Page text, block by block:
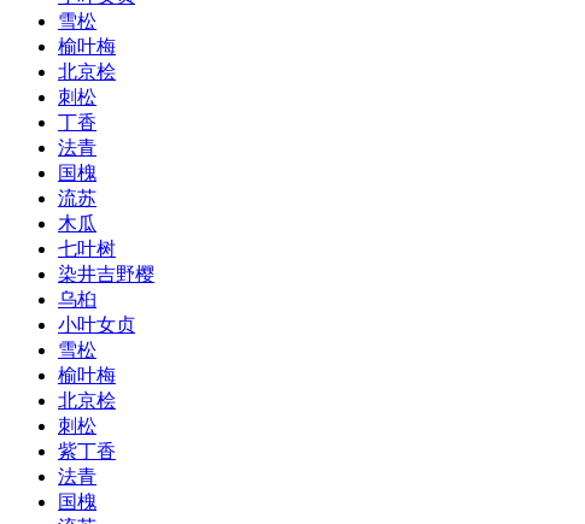
雪松
榆叶梅
北京桧
刺松
丁香
法青
国槐
流苏
木瓜
七叶树
染井吉野樱
乌桕
小叶女贞
雪松
榆叶梅
北京桧
刺松
紫丁香
法青
国槐